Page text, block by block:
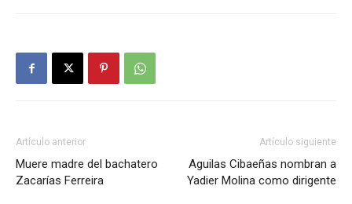
Artículo anterior
Muere madre del bachatero
Zacarías Ferreira
Artículo siguiente
Aguilas Cibaeñas nombran a
Yadier Molina como dirigente